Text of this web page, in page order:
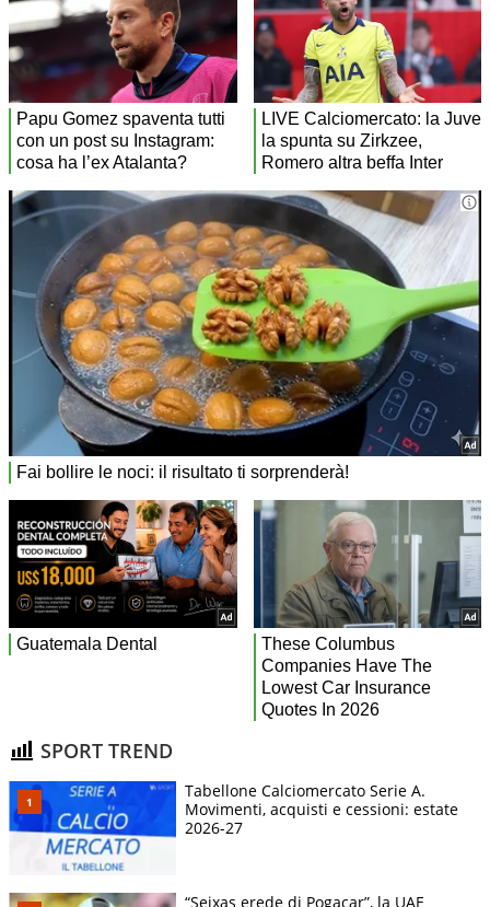
SPORT TREND
Tabellone Calciomercato Serie A.
Movimenti, acquisti e cessioni: estate
2026-27
“Seixas erede di Pogacar”, la UAE